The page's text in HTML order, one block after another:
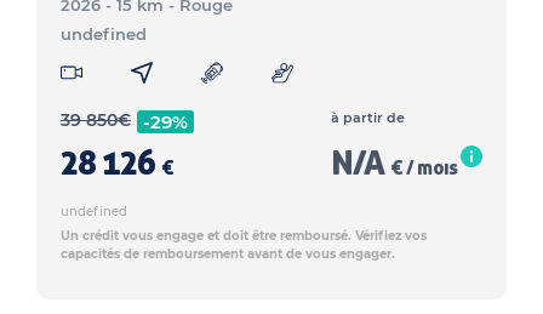
2026 - 15 km - Rouge
undefined
39 850€ -29%
28 126 €
à partir de
N/A € / mois
undefined
Un crédit vous engage et doit être remboursé. Vérifiez vos
capacités de remboursement avant de vous engager.